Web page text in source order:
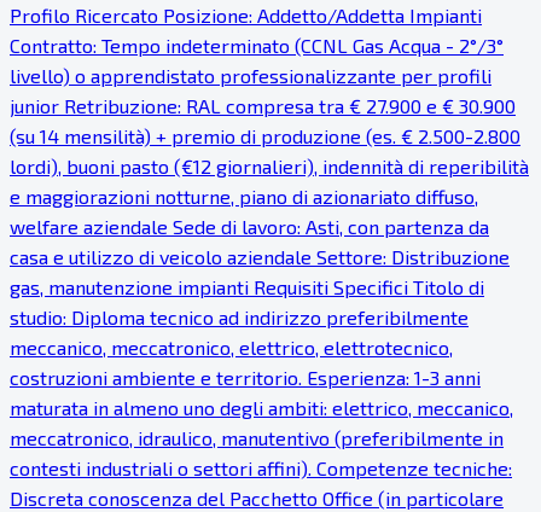
Profilo Ricercato Posizione: Addetto/Addetta Impianti
Contratto: Tempo indeterminato (CCNL Gas Acqua - 2°/3°
livello) o apprendistato professionalizzante per profili
junior Retribuzione: RAL compresa tra € 27.900 e € 30.900
(su 14 mensilità) + premio di produzione (es. € 2.500-2.800
lordi), buoni pasto (€12 giornalieri), indennità di reperibilità
e maggiorazioni notturne, piano di azionariato diffuso,
welfare aziendale Sede di lavoro: Asti, con partenza da
casa e utilizzo di veicolo aziendale Settore: Distribuzione
gas, manutenzione impianti Requisiti Specifici Titolo di
studio: Diploma tecnico ad indirizzo preferibilmente
meccanico, meccatronico, elettrico, elettrotecnico,
costruzioni ambiente e territorio. Esperienza: 1-3 anni
maturata in almeno uno degli ambiti: elettrico, meccanico,
meccatronico, idraulico, manutentivo (preferibilmente in
contesti industriali o settori affini). Competenze tecniche:
Discreta conoscenza del Pacchetto Office (in particolare